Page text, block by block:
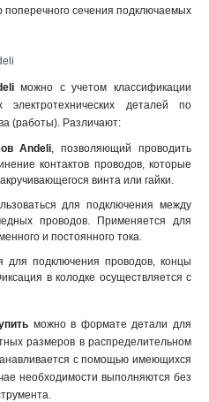
сечения подключаемых
можно с учетом классификации
электротехнических деталей по
(работы). Различают:
Andeli, позволяющий проводить
контактов проводов, которые
винта или гайки.
для подключения между
проводов. Применяется для
и постоянного тока.
для подключения проводов, концы
в колодке осуществляется с
можно в формате детали для
размеров в распределительном
с помощью имеющихся
необходимости выполняются без
.